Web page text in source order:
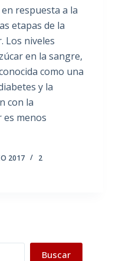
respuesta a la
etapas de la
Los niveles
en la sangre,
como una
y la
con la
es menos
2017
2
Buscar